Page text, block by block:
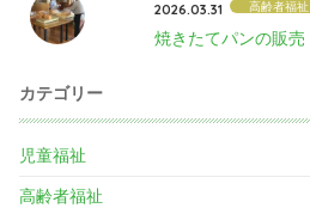
2026.03.31 高齢者福祉
焼きたてパンの販売
カテゴリー
児童福祉
高齢者福祉